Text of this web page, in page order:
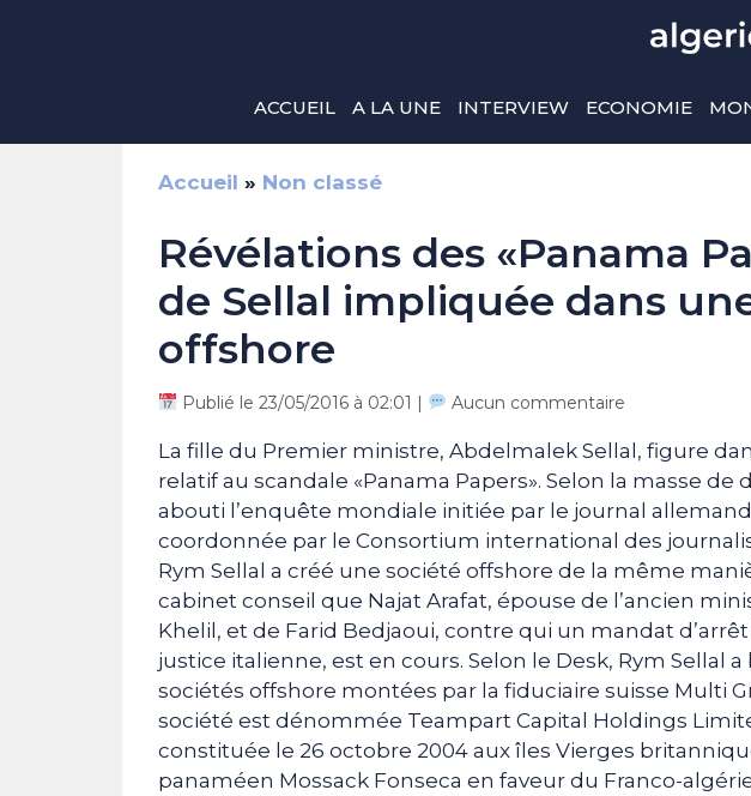
ACCUEIL A LA UNE INTERVIEW ECONOMIE
Accueil » Non classé
Révélations des «Panama
de Sellal impliquée dans
offshore
Publié le 23/05/2016 à 02:01 | Aucun commentaire
La fille du Premier ministre, Abdelmalek Sellal, figure
relatif au scandale «Panama Papers». Selon la masse de
abouti l’enquête mondiale initiée par le journal
coordonnée par le Consortium international des
Rym Sellal a créé une société offshore de la même
cabinet conseil que Najat Arafat, épouse de l’ancien
Khelil, et de Farid Bedjaoui, contre qui un mandat
justice italienne, est en cours. Selon le Desk, Rym Sellal
sociétés offshore montées par la fiduciaire suisse Multi
société est dénommée Teampart Capital Holdings
constituée le 26 octobre 2004 aux îles Vierges
panaméen Mossack Fonseca en faveur du Franco-